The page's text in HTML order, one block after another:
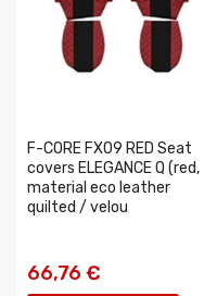
F-CORE FX09 RED Seat
covers ELEGANCE Q (red,
material eco leather
quilted / velou
66,76 €